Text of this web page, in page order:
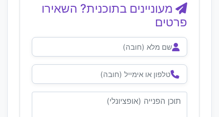
מעוניינים בתוכנית? השאירו
פרטים